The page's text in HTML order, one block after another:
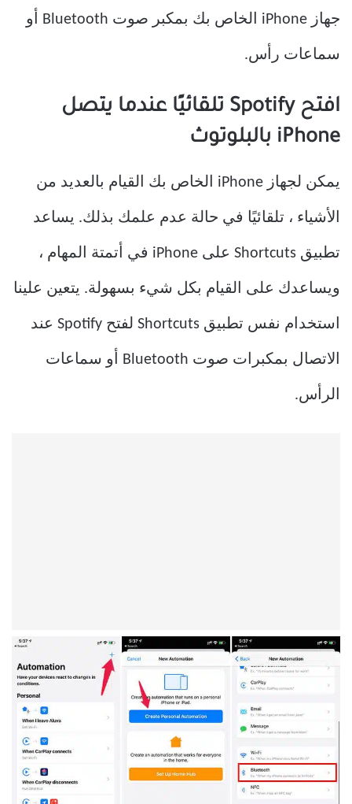
جهاز iPhone الخاص بك بمكبر صوت Bluetooth أو
سماعات رأس.
افتح Spotify تلقائيًا عندما يتصل
iPhone بالبلوتوث
يمكن لجهاز iPhone الخاص بك القيام بالعديد من
الأشياء ، تلقائيًا في حالة عدم علمك بذلك. يساعد
تطبيق Shortcuts على iPhone في أتمتة المهام ،
ويساعدك على القيام بكل شيء بسهولة. يتعين علينا
استخدام نفس تطبيق Shortcuts لفتح Spotify عند
الاتصال بمكبرات صوت Bluetooth أو سماعات
الرأس.